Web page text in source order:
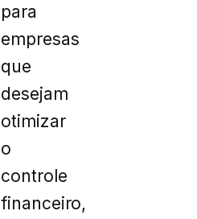
para
empresas
que
desejam
otimizar
o
controle
financeiro,